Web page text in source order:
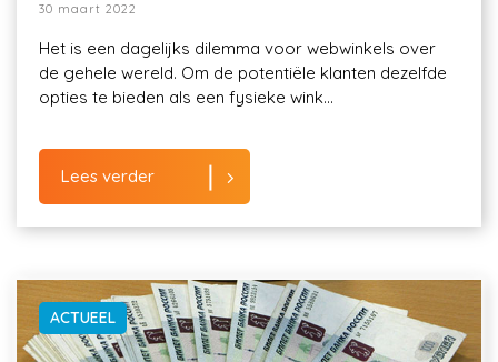
30 maart 2022
Het is een dagelijks dilemma voor webwinkels over
de gehele wereld. Om de potentiële klanten dezelfde
opties te bieden als een fysieke wink...
Lees verder
ACTUEEL